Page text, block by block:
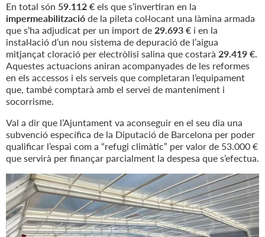
En total són 59.112 € els que s’invertiran en la
impermeabilització de la pileta col·locant una làmina armada
que s’ha adjudicat per un import de 29.693 € i en la
instal·lació d’un nou sistema de depuració de l’aigua
mitjançat cloració per electròlisi salina que costarà 29.419 €.
Aquestes actuacions aniran acompanyades de les reformes
en els accessos i els serveis que completaran l’equipament
que, també comptarà amb el servei de manteniment i
socorrisme.
Val a dir que l’Ajuntament va aconseguir en el seu dia una
subvenció específica de la Diputació de Barcelona per poder
qualificar l’espai com a “refugi climàtic” per valor de 53.000 €
que servirà per finançar parcialment la despesa que s’efectua.